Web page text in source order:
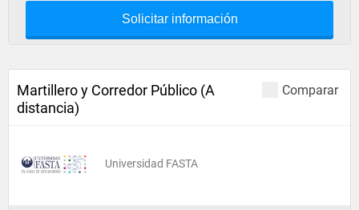
Solicitar información
Comparar
Martillero y Corredor Público (A
distancia)
Universidad FASTA